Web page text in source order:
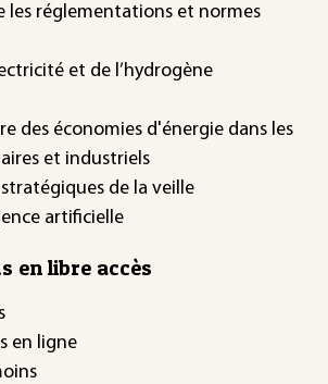
les réglementations et normes
et de l’hydrogène
des économies d'énergie dans les
et industriels
de la veille
artificielle
en libre accès
en ligne